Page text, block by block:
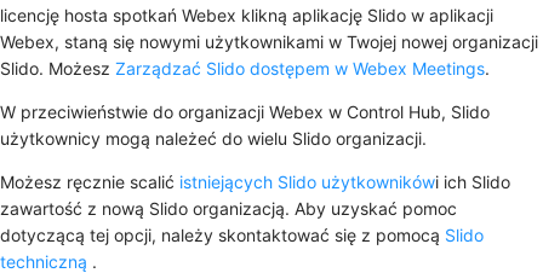
licencję hosta spotkań Webex klikną aplikację Slido w aplikacji
Webex, staną się nowymi użytkownikami w Twojej nowej organizacji
Slido. Możesz Zarządzać Slido dostępem w Webex Meetings.
W przeciwieństwie do organizacji Webex w Control Hub, Slido
użytkownicy mogą należeć do wielu Slido organizacji.
Możesz ręcznie scalić istniejących Slido użytkownikówi ich Slido
zawartość z nową Slido organizacją. Aby uzyskać pomoc
dotyczącą tej opcji, należy skontaktować się z pomocą Slido
techniczną .